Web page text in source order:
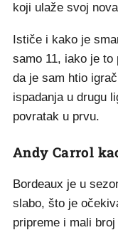
koji ulaže svoj
Ističe i kako je
samo 11, iako je to
da je sam htio
ispadanja u drugu
povratak u prvu.
Andy Carrol
Bordeaux je u
slabo, što je
pripreme i mali